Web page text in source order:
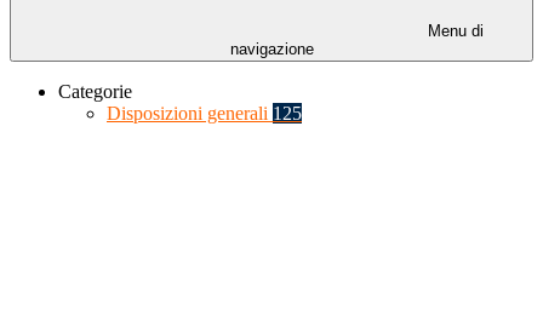
Menu di
navigazione
Categorie
Disposizioni generali 125